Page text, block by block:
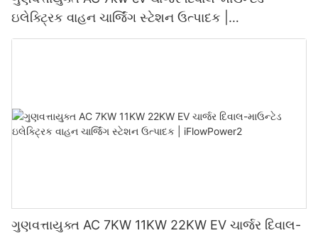
ઇલેક્ટ્રિક વાહન ચાર્જિંગ સ્ટેશન ઉત્પાદક |
iFlowPower3
ગુણવત્તાયુક્ત AC 7KW 11KW 22KW EV ચાર્જર દિવાલ-